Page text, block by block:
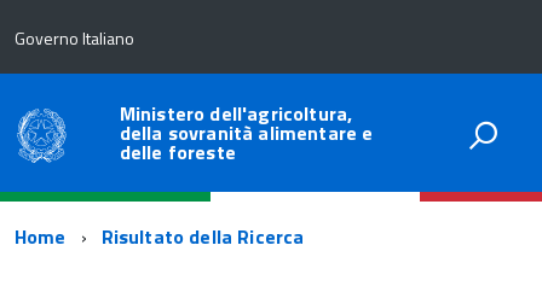
Governo Italiano
Ministero dell'agricoltura,
della sovranità alimentare e
delle foreste
Percorso
Home Risultato della Ricerca